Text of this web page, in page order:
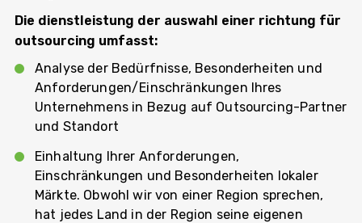
Die dienstleistung der auswahl einer richtung für
outsourcing umfasst:
Analyse der Bedürfnisse, Besonderheiten und
Anforderungen/Einschränkungen Ihres
Unternehmens in Bezug auf Outsourcing-Partner
und Standort
Einhaltung Ihrer Anforderungen,
Einschränkungen und Besonderheiten lokaler
Märkte. Obwohl wir von einer Region sprechen,
hat jedes Land in der Region seine eigenen